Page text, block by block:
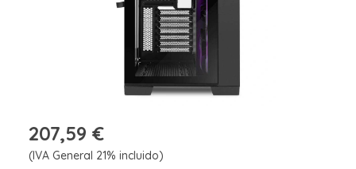
207,59 €
(IVA General 21% incluido)